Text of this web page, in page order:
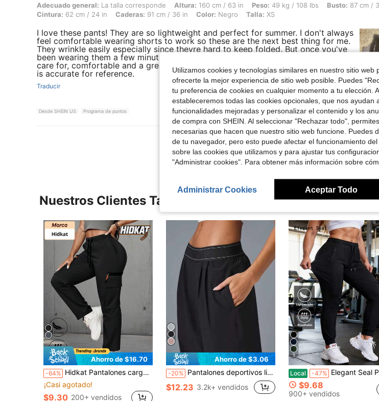
Adecuado general: La talla corresponde, Altura: 160 cm / 63 in, Peso: 49 kg / 108 lbs, Busto: 87 cm / 34 in, Cintura: 62
Adecuado general: La talla corresponde Altura: 160 cm / 63 in Peso: 49 kg / 108 lbs Busto: 87 cm /
Cintura: 62 cm / 24 in Caderas: 91 cm / 36 in Color: Negro Talla: XS
I love these pants! They are so lightweight and perfect for summer. I don't always
feel comfortable wearing shorts to work so these are the next best thing for me.
They wrinkle easily especially since theyre hard to keep folded. But once you've
been wearing them a few minutes they smooth out and stay that way. So, easy to
care for, comfortable and a great price. I definitely recommend them. My size info
is accurate for reference.
Traducir
Desde SHEIN US Programa de puntos Útil
Ver Más Reseñas
Nuestros Clientes También Vieron
Ahorro de $16.70
-64% Hidkat Pantalones cargo ligeros y casuales para mujer con bolsillos y cintura con cordón, adecuados para correr al aire libre y hacer ejercicio en primavera, verano y otoño
¡Casi agotado!
$9.30 200+ vendidos
Ahorro de $3.06
-20% Pantalones deportivos ligeros, casuales y de secado rápido para mujer con bolsillos. Pantalones de ejercicio holgados, transpirables y de secado rápido adecuados para correr, fitness y athleisure
$12.23 3.2k+ vendidos
5
Local -47% Elegant Seal Pantalones deportivos ligeros y transpirables para mujer, de secado rápido y alta elasticidad, con cintura ajustable con cordón y bolsillos laterales. Pantalones de pierna cónica de corte holgado para gimnasio, correr
$9.68
900+ vendidos
Utilizamos cookies y tecnologías similares en nuestro sitio web
ofrecerte la mejor experiencia de sitio web posible. Puedes
tu preferencia de cookies en cualquier momento a tu elección.
estableceremos todas las cookies opcionales, que nos ayudan
funcionalidades mejoradas y personalizar el contenido y los
de compra con SHEIN. Al seleccionar "Rechazar todo",
necesarias que hacen que nuestro sitio web funcione. Puedes
de tu navegador, pero esto puede afectar el funcionamiento
sobre las cookies que utilizamos y para ajustar tus
"Administrar cookies". Para obtener más información sobre
Administrar Cookies Aceptar Todo